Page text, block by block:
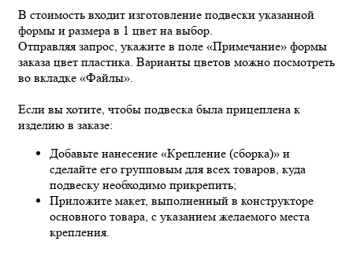
В стоимость входит изготовление подвески указанной
формы и размера в 1 цвет на выбор.
Отправляя запрос, укажите в поле «Примечание» формы
заказа цвет пластика. Варианты цветов можно посмотреть
во вкладке «Файлы».
Если вы хотите, чтобы подвеска была прицеплена к
изделию в заказе:
Добавьте нанесение «Крепление (сборка)» и
сделайте его групповым для всех товаров, куда
подвеску необходимо прикрепить;
Приложите макет, выполненный в конструкторе
основного товара, с указанием желаемого места
крепления.